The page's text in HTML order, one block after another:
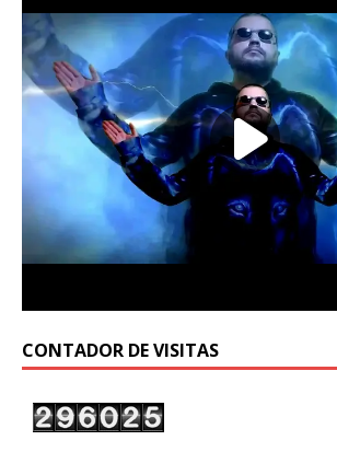
CONTADOR DE VISITAS